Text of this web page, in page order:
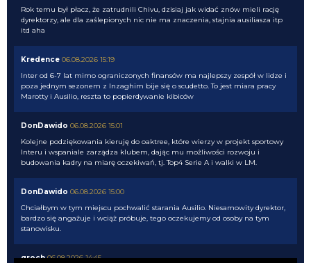
Rok temu był płacz, że zatrudnili Chivu, dzisiaj jak widać znów mieli rację
dyrektorzy, ale dla zaślepionych nic nie ma znaczenia, stajnia ausiliasza itp
itd aha
Kredence 06.08.2026 15:19
Inter od 6-7 lat mimo ograniczonych finansów ma najlepszy zespół w lidze i
poza jednym sezonem z Inzaghim bije się o scudetto. To jest miara pracy
Marotty i Ausilio, reszta to popierdywanie kibiców
DonDawido 06.08.2026 15:01
Kolejne podziękowania kieruję do oaktree, które wierzy w projekt sportowy
Interu i wspaniale zarządza klubem, dając mu możliwości rozwoju i
budowania kadry na miarę oczekiwań, tj. Top4 Serie A i walki w LM.
DonDawido 06.08.2026 15:00
Chciałbym w tym miejscu pochwalić starania Ausilio. Niesamowity dyrektor,
bardzo się angażuje i wciąż próbuje, tego oczekujemy od osoby na tym
stanowisku.
groch 06.08.2026 14:45